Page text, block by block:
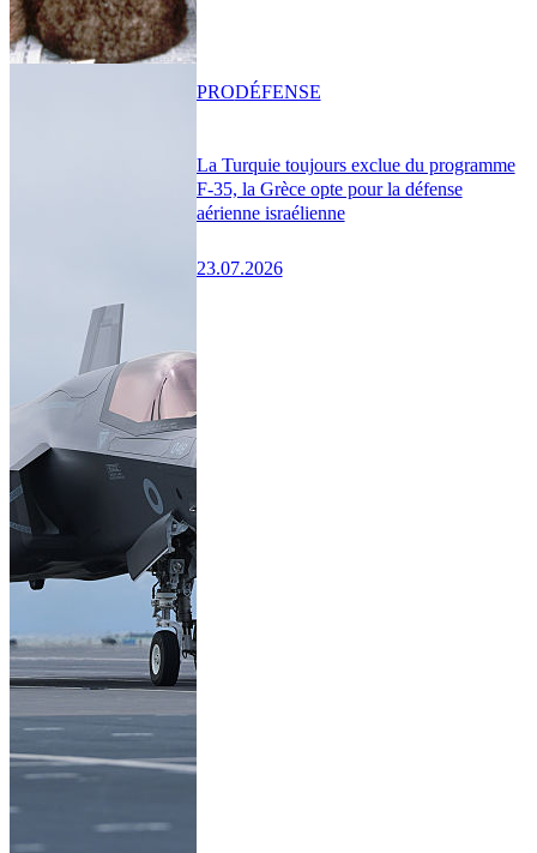
La Turquie toujours exclue du programme
F-35, la Grèce opte pour la défense
aérienne israélienne
23.07.2026
PRODÉFENSE